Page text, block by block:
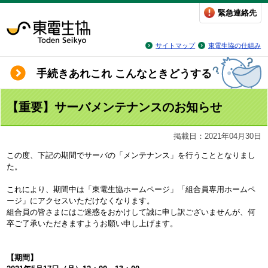
サイトマップ 東電生協の仕組み
緊急連絡先
手続きあれこれ こんなときどうする
【重要】サーバメンテナンスのお知らせ
掲載日：2021年04月30日
この度、下記の期間でサーバの「メンテナンス」を行うこととなりまし
た。
これにより、期間中は「東電生協ホームページ」「組合員専用ホームペ
ージ」にアクセスいただけなくなります。
組合員の皆さまにはご迷惑をおかけして誠に申し訳ございませんが、何
卒ご了承いただきますようお願い申し上げます。
【期間】